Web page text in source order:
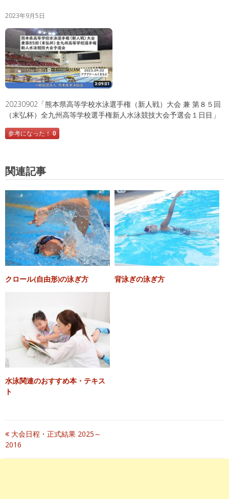
2023年9月5日
20230902「熊本県高等学校水泳選手権（新人戦）大会 兼 第８５回
（末弘杯）全九州高等学校選手権新人水泳競技大会予選会１日目」
参考になった！ 0
関連記事
クロール(自由形)の泳ぎ方 背泳ぎの泳ぎ方
水泳関連のおすすめ本・テキス
ト
投
稿
大会日程・正式結果 2025～
2016